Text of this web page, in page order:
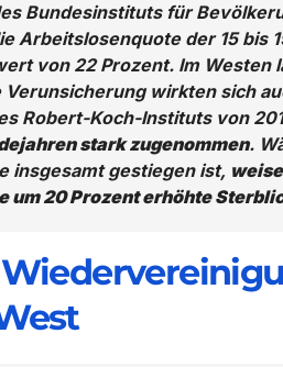
Bundesinstituts für
Arbeitslosenquote der 15 bis
von 22 Prozent. Im Westen
Verunsicherung wirkten sich
Robert-Koch-Instituts von
stark zugenommen.
insgesamt gestiegen ist,
um 20 Prozent erhöhte